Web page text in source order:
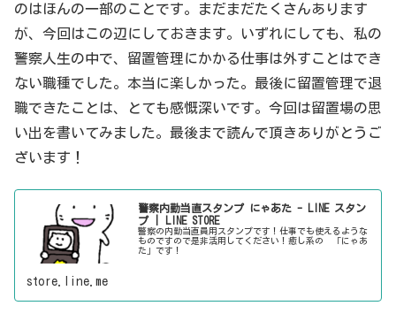
のはほんの一部のことです。まだまだたくさんあります
が、今回はこの辺にしておきます。いずれにしても、私の
警察人生の中で、留置管理にかかる仕事は外すことはでき
ない職種でした。本当に楽しかった。最後に留置管理で退
職できたことは、とても感慨深いです。今回は留置場の思
い出を書いてみました。最後まで読んで頂きありがとうご
ざいます！
警察内勤当直スタンプ にゃあた - LINE スタン
プ | LINE STORE
警察の内勤当直員用スタンプです！仕事でも使えるような
ものですので是非活用してください！癒し系の 「にゃあ
た」です！
store.line.me